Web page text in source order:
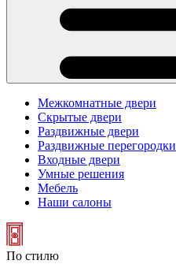
Межкомнатные двери
Скрытые двери
Раздвижные двери
Раздвижные перегородки
Входные двери
Умные решения
Мебель
Наши салоны
По стилю